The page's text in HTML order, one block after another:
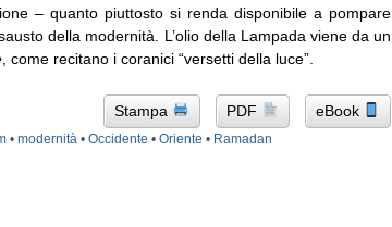
– quanto piuttosto si renda disponibile a pompare
della modernità. L’olio della Lampada viene da un
, come recitano i coranici “versetti della luce”.
Stampa PDF eBook
•modernità •Occidente •Oriente • Ramadan